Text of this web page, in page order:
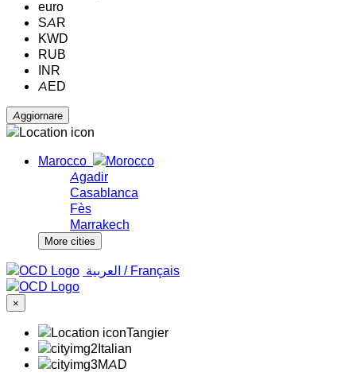
euro
SAR
KWD
RUB
INR
AED
Marocco
Agadir
Casablanca
Fès
Marrakech
More cities
‏العربية ‏ / Français
×
Tangier
Italian
MAD